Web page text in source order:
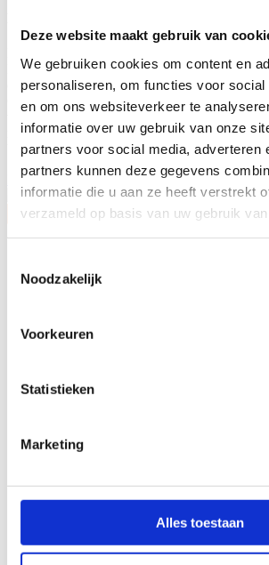
Deze website maakt gebruik van
We gebruiken cookies om content en
personaliseren, om functies voor social
en om ons websiteverkeer te
informatie over uw gebruik van onze
partners voor social media, adverteren
partners kunnen deze gegevens
informatie die u aan ze heeft verstrekt
verzameld op basis van uw gebruik
Noodzakelijk
Voorkeuren
Statistieken
Marketing
Alles toestaan
Heerkens van Bavel Bouw uit Tilburg is een
die behoort tot de top van Nederlandse
Onafhankelijkheid, trots, samenwerking, korte
vormen de pijlers onder onze werkwijze. Met
met onze opdrachtgevers: Samen maken wij
bouwambities waar!
Meer over de bouwgroep